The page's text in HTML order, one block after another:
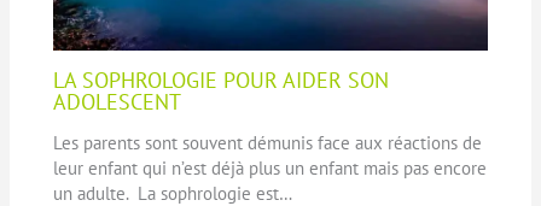
LA SOPHROLOGIE POUR AIDER SON
ADOLESCENT
Les parents sont souvent démunis face aux réactions de
leur enfant qui n’est déjà plus un enfant mais pas encore
un adulte. La sophrologie est…